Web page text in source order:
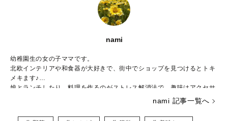
nami
幼稚園生の女の子ママです。
北欧インテリアや和食器が大好きで、街中でショップを見つけるとトキ
メキます♪
娘とランチしたり、料理を作るのがストレス解消法で、趣味はアクセサ
子ども用やペット用のアクセサリーを販売しつつ、いつかは大型犬と一
緒に暮らしたいなぁと夢見ています。
nami 記事一覧へ